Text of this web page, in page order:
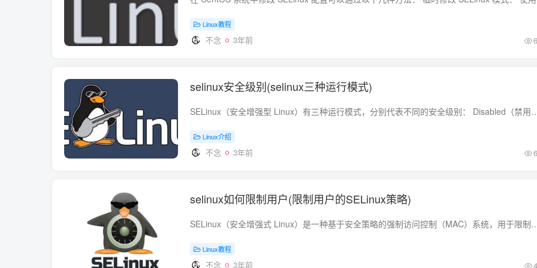
Linux教程
不念 3年前
selinux安全级别(selinux三种运行模式)
SELinux（安全增强型 Linux）有三种运行模式，分别代表不同的安全级别： Disabled（禁用）：在
Linux介绍
不念 3年前
selinux如何限制用户(限制用户的SELinux策略)
SELinux（安全增强式 Linux）是一种基于安全策略的强制访问控制（MAC）系统，用于限制用户和
Linux教程
不念 3年前